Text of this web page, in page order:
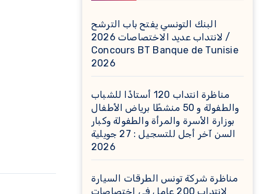
البنك التونسي يفتح باب الترشح
لانتداب عديد الاختصاصات 2026 /
Concours BT Banque de Tunisie
2026
مناظرة انتداب 120 أستاذًا للشباب
والطفولة و 50 منشطًا برياض الأطفال
بوزارة الأسرة والمرأة والطفولة وكبار
السن آخر أجل للتسجيل : 27 جويلية
2026
مناظرة شركة تونس الطرقات السيارة
لانتداب 200 عامل في اختصاصات